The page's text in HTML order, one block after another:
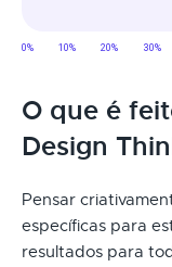
O que é
Design
Pensar
específicas para
resultados para